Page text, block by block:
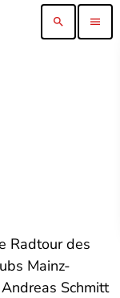
search menu
Radtour des
Mainz-
Schmitt